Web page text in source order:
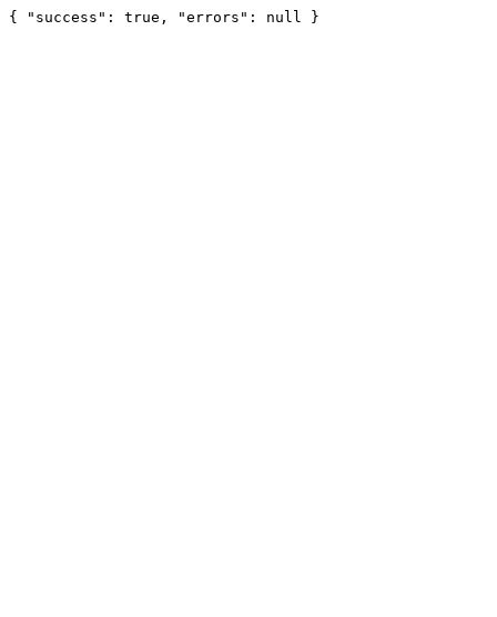
{ "success": true, "errors": null }